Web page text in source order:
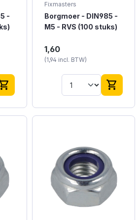
-
Fixmasters
Borgmoer - DIN985 -
M5 - RVS (100 stuks)
Borgmoer DIN985 M5
RVS is een
roestvrijstalen
borgmoer met
metrische
schroefdraadmaat M5,
normen, gebruikt voor
veilige bevestiging in
1,60
(1,94 incl. BTW)
shopping_cart